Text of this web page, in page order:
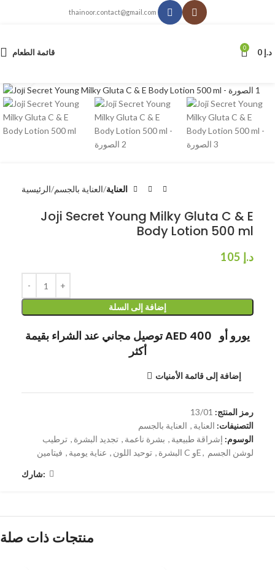
thainoor.contact@gmail.com
قائمة الطعام 0 د.إ
الرئيسية العناية بالجسم العناية
Joji Secret Young Milky Gluta C & E
Body Lotion 500 ml
د.إ
إضافة إلى السلة
توصيل مجاني عند الشراء بقيمة AED 400 يورو أو
أكثر
إضافة إلى قائمة الأمنيات
رمز المنتج: 13/01
التصنيفات: العناية , العناية بالجسم
الوسوم: إشراقة طبيعية , بشرة ناعمة , تجديد البشرة , ترطيب
البشرة , توحيد اللون , عناية يومية , فيتامين C وE, لوشن الجسم
شارك:
منتجات ذات صلة